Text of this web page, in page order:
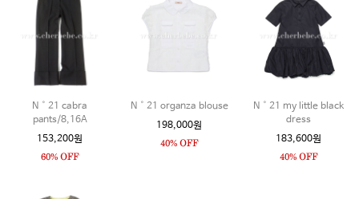
N˚21 cabra
pants/8,16A
153,200원
N˚21 organza blouse
198,000원
N˚21 my little black
dress
183,600원